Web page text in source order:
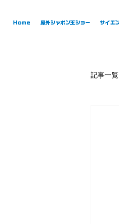
Home 屋外シャボン玉ショー サイエ
記事一覧